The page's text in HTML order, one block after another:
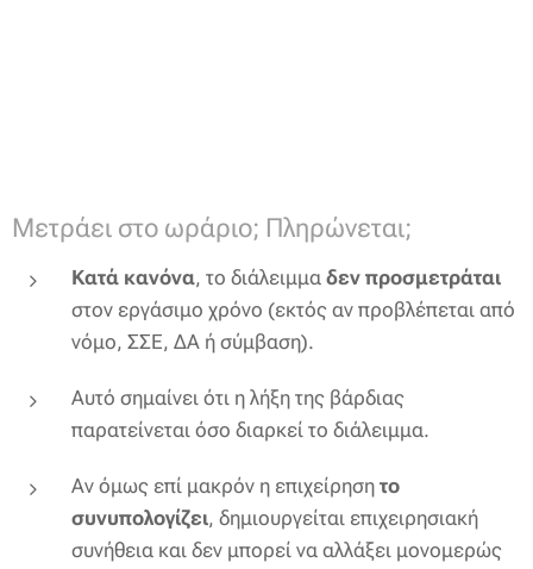
Μετράει στο ωράριο; Πληρώνεται;
Κατά κανόνα, το διάλειμμα δεν προσμετράται
στον εργάσιμο χρόνο (εκτός αν προβλέπεται από
νόμο, ΣΣΕ, ΔΑ ή σύμβαση).
Αυτό σημαίνει ότι η λήξη της βάρδιας
παρατείνεται όσο διαρκεί το διάλειμμα.
Αν όμως επί μακρόν η επιχείρηση το
συνυπολογίζει, δημιουργείται επιχειρησιακή
συνήθεια και δεν μπορεί να αλλάξει μονομερώς